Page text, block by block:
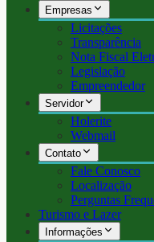
Empresas
Licitações
Transparência
Nota Fiscal
Legislação
Empreendedor
Servidor
Holerite
Webmail
Contato
Fale Conosco
Localização
Perguntas
Turismo e Lazer
Informações